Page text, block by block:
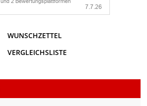
WUNSCHZETTEL
VERGLEICHSLISTE